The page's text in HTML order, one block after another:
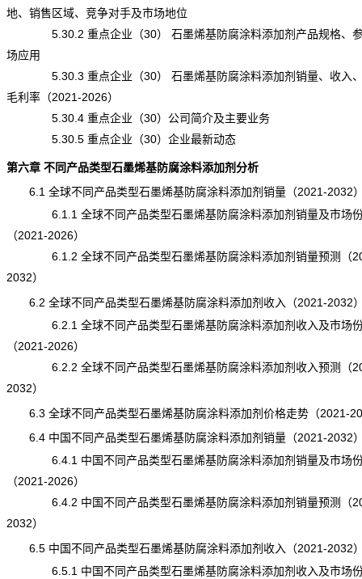
地、销售区域、 竞争对手及市场地位
5.30.2 重点企业（30） 石墨烯基防腐涂料添加剂产品规格、参
场应用
5.30.3 重点企业（30） 石墨烯基防腐涂料添加剂销量、收入、
毛利率（2021-2026）
5.30.4 重点企业（30）公司简介及主要业务
5.30.5 重点企业（30）企业最新动态
第六章 不同产品类型石墨烯基防腐涂料添加剂分析
6.1 全球不同产品类型石墨烯基防腐涂料添加剂销量（2021-2032
6.1.1 全球不同产品类型石墨烯基防腐涂料添加剂销量及市场
（2021-2026）
6.1.2 全球不同产品类型石墨烯基防腐涂料添加剂销量预测（
2032）
6.2 全球不同产品类型石墨烯基防腐涂料添加剂收入（2021-2032
6.2.1 全球不同产品类型石墨烯基防腐涂料添加剂收入及市场
（2021-2026）
6.2.2 全球不同产品类型石墨烯基防腐涂料添加剂收入预测（
2032）
6.3 全球不同产品类型石墨烯基防腐涂料添加剂价格走势（2021-
6.4 中国不同产品类型石墨烯基防腐涂料添加剂销量（2021-2032
6.4.1 中国不同产品类型石墨烯基防腐涂料添加剂销量及市场
（2021-2026）
6.4.2 中国不同产品类型石墨烯基防腐涂料添加剂销量预测（
2032）
6.5 中国不同产品类型石墨烯基防腐涂料添加剂收入（2021-2032
6.5.1 中国不同产品类型石墨烯基防腐涂料添加剂收入及市场